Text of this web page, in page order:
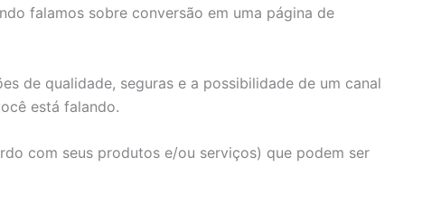
falamos sobre conversão em uma página de
de qualidade, seguras e a possibilidade de um canal
está falando.
com seus produtos e/ou serviços) que podem ser